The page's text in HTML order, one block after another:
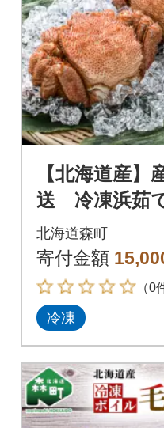
【北海道産】
送 冷凍浜茹
(約330g前後～
前後)×2杯
北海道森町
寄付金額
（0
冷凍